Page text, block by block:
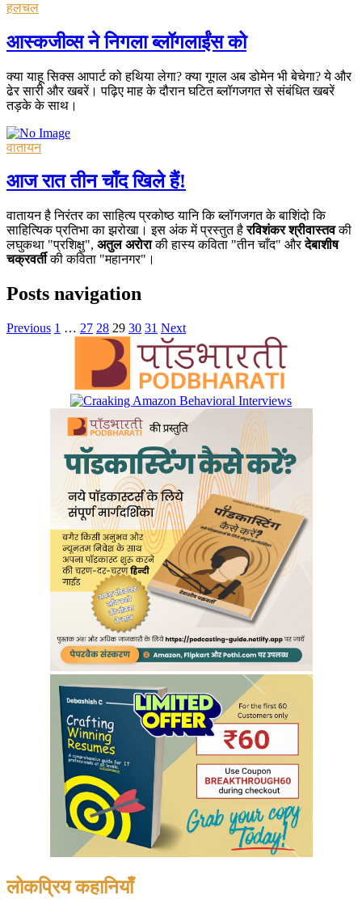
हलचल
आस्कजीव्स ने निगला ब्लॉगलाईंस को
क्या याहू सिक्स आपार्ट को हथिया लेगा? क्या गूगल अब डोमेन भी बेचेगा? ये और
ढेर सारी और खबरें। पढ़िए माह के दौरान घटित ब्लॉगजगत से संबंधित खबरें
तड़के के साथ।
वातायन
आज रात तीन चाँद खिले हैं!
वातायन है निरंतर का साहित्य प्रकोष्ठ यानि कि ब्लॉगजगत के बाशिंदो कि
साहित्यिक प्रतिभा का झरोखा। इस अंक में प्रस्तुत हैरविशंकर श्रीवास्तवकी
लघुकथा "प्रशिक्षु", अतुल अरोराकी हास्य कविता "तीन चाँद" औरदेबाशीष
चक्रवर्तीकी कविता "महानगर"।
Posts navigation
Previous 1 … 27 28 29 30 31 Next
लोकप्रिय कहानियाँ